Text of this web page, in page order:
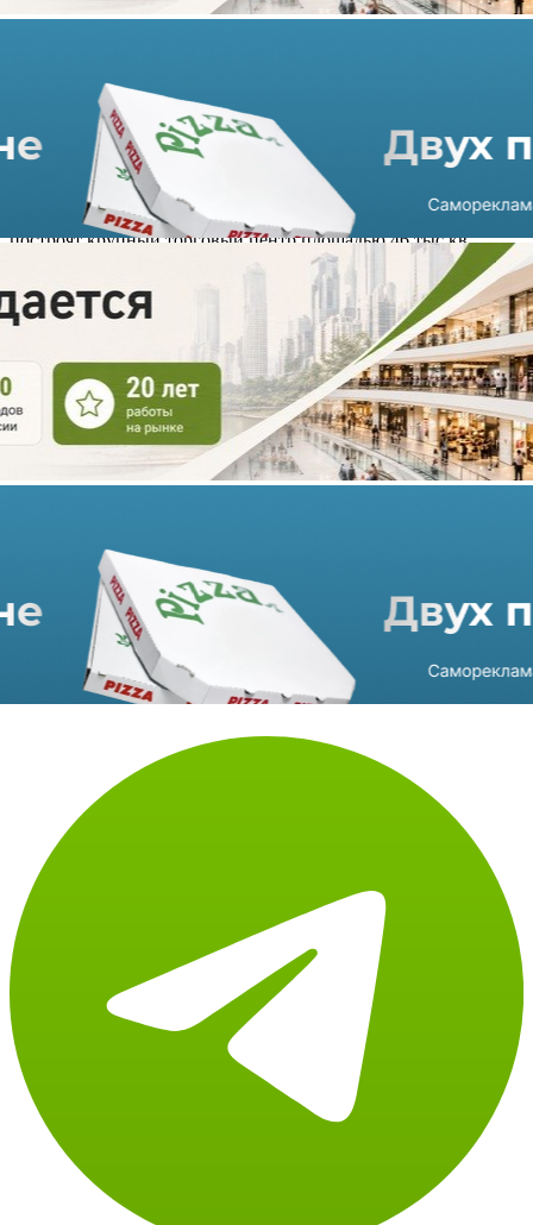
ЮВАО Москвы
14.09.2021 г. в 08:14
В Юго-Восточном административном округе Москвы
построят крупный торговый центр площадью 46 тыс кв.
метров. Здание, высотой не более 33 метров, будет входить в
состав транспортно-пересадочного узла «Печатники».
«Москомстройинвест» (столичном комитете по обеспечению
реализации инвестиционных проектов в строительстве и
контролю в области долевого строительства) сообщили, что
коммерческую часть ТПУ может представлять ТЦ указанных
выше параметров, под который будет выделен участок
площадью порядка 1,6 Га.
Инвестор для реализации проекта будет выбран с помощью
Выигравший получит право заключения договора купли-
продажи 99% в уставном капитале ООО ТПУ «Печатники».
Источник: New Retail
Использование материалов портала допускается только при
наличии активной
ссылки на https://shopandmall.ru
Всего просмотров:1292 (+1)